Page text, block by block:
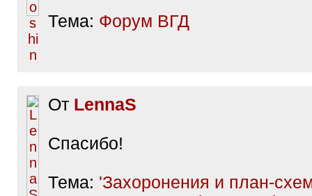
Тема: Форум ВГД
От LennaS
Спасибо!
Тема: 'Захоронения и план-